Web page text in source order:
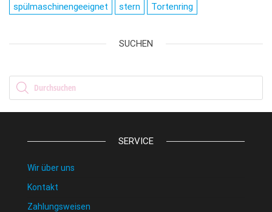
spülmaschinengeeignet
stern Tortenring
SUCHEN
Products search
SERVICE
Wir über uns
Kontakt
Zahlungsweisen